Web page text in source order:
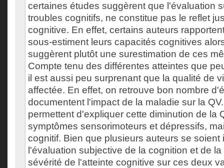
certaines études suggèrent que l'évaluation
troubles cognitifs, ne constitue pas le reflet
cognitive. En effet, certains auteurs
sous-estiment leurs capacités cognitives
suggèrent plutôt une surestimation de ces
Compte tenu des différentes atteintes que
il est aussi peu surprenant que la qualité de
affectée. En effet, on retrouve bon nombre
documentent l'impact de la maladie sur la
permettent d'expliquer cette diminution de la
symptômes sensorimoteurs et dépressifs,
cognitif. Bien que plusieurs auteurs se soient
l'évaluation subjective de la cognition et de
sévérité de l'atteinte cognitive sur ces deux